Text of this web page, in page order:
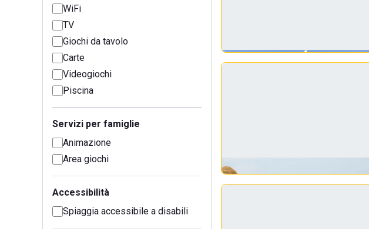
WiFi
TV
Giochi da tavolo
Carte
Videogiochi
Piscina
Servizi per famiglie
Animazione
Area giochi
Accessibilità
Spiaggia accessibile a disabili